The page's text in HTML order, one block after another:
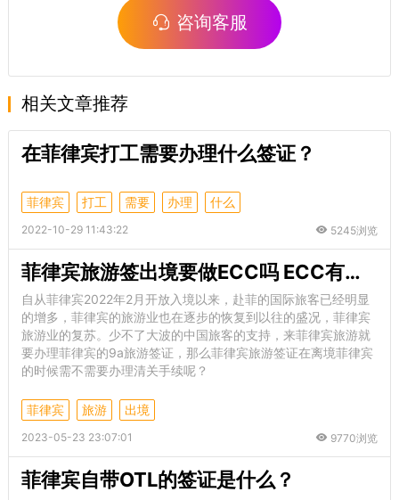
咨询客服
相关文章推荐
在菲律宾打工需要办理什么签证？
菲律宾 打工 需要 办理 什么
2022-10-29 11:43:22 5245浏览
菲律宾旅游签出境要做ECC吗 ECC有什么作用呢
自从菲律宾2022年2月开放入境以来，赴菲的国际旅客已经明显
的增多，菲律宾的旅游业也在逐步的恢复到以往的盛况，菲律宾
旅游业的复苏。少不了大波的中国旅客的支持，来菲律宾旅游就
要办理菲律宾的9a旅游签证，那么菲律宾旅游签证在离境菲律宾
的时候需不需要办理清关手续呢？
菲律宾 旅游 出境
2023-05-23 23:07:01 9770浏览
菲律宾自带OTL的签证是什么？